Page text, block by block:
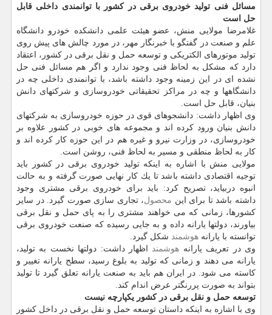
مسائل فنی تولید خودروی برقی در كشور با توانمندی داخلی قابل
حل است
غلامرضا مولایی منش، عضو هیئت علمی دانشكده خودرو دانشگاه
علم و صنعت در گفتگو با خبرنگار مهر، در مورد چالش های پیش روی
تولید موتورهای الكتریكی و توسعه حمل و نقل برقی در كشور، اعتقاد
دارد كه مشكل به لحاظ فنی وجود ندارد و اگر هم مسائل فنی حل
نشده ای در این زمینه وجود داشته باشد، با توانمندی داخلی چه در
دانشگاهها و چه در مراكز تحقیقاتی خودروسازی و شركتهای دانش
بنیان، قابل حل است.
وی اظهار داشت: دانشجوهای قوی در حوزه خودروسازی به شركتهای
دانش بنیان ورود كرده اند و مجموعه های خوبی در كشور علاوه بر
خودروسازی، در وزارت نیرو و غیره هم در این حوزه كار كرده اند و
كار به لحاظ منطقی و مسیر به لحاظ فنی، روشن است.
مولایی منش با اشاره به اینكه تولید خودروی برقی در كشور باید
توجیه اقتصادی داشته باشد تا یك كار نهایی صورت گرفته و به حالت
انبوه دربیاید، تصریح كرد: باید برای خودروی برقی مشتری وجود
داشته باشد تا برای این محصول، تجاری سازی صورت گیرد. در سایر
كشورها، زمانی كه می خواهند مشتری را به پای حمل و نقل برقی
بیاورند، دولتها یارانه داده و به جایی رسیده كه صنعت خودروی برقی
توانسته با یارانه هوشمند شكل گیرد.
وی در تعریف یارانه هوشمند اظهار داشت: دولتها نخست به تولید،
یارانه می دهند و زمانی كه تولید به بلوغ رسید، سطح یارانه تغییر و
كاسته می شود. در ایران هم باید به صنعت یارانه تعلق گیرد تا تولید
بتواند به صورت پررنگتر عرض اندام كند.
توسعه حمل و نقل برقی در كشور یكپارچه نیست
وی با اشاره به اینكه داستان توسعه حمل و نقل برقی در داخل كشور